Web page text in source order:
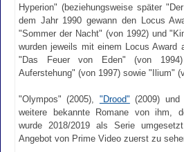
Hyperion" (beziehungsweise später
dem Jahr 1990 gewann den Locus
"Sommer der Nacht" (von 1992) und
wurden jeweils mit einem Locus Award
"Das Feuer von Eden" (von
Auferstehung" (von 1997) sowie "Ilium"
"Olympos" (2005), "Drood" (2009) und
weitere bekannte Romane von ihm,
wurde 2018/2019 als Serie
Angebot von Prime Video zuerst zu